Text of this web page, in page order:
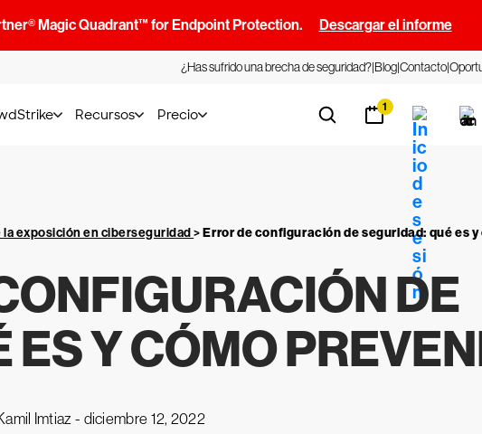
Magic Quadrant™ for Endpoint Protection. Descargar el informe
¿Has sufrido una brecha de seguridad?BlogContacto
Recursos Precio 1
la exposición en ciberseguridad>Error de configuración de seguridad: qué es
DE
ES Y CÓMO
Imtiaz - diciembre 12, 2022